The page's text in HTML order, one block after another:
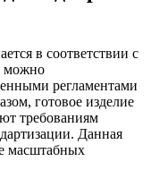
в соответствии с
можно
регламентами
готовое изделие
требованиям
Данная
масштабных